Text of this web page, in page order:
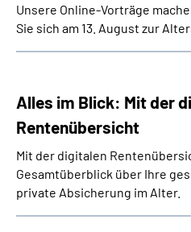
Unsere Online-Vorträge
Sie sich am 13. August zur
Alles im Blick: Mit der
Rentenübersicht
Mit der digitalen
Gesamtüberblick über Ihre
private Absicherung im Alter.